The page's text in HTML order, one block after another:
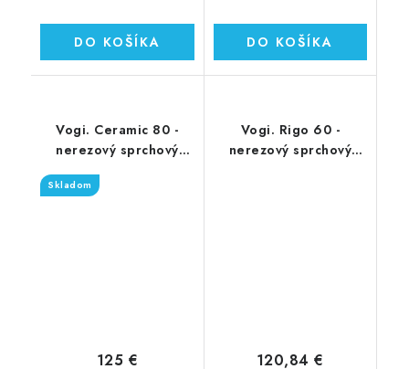
DO KOŠÍKA DO KOŠÍKA
Vogi. Ceramic 80 -
nerezový sprchový
Skladom
125 €
Vogi. Rigo 60 -
nerezový sprchový
120,84 €